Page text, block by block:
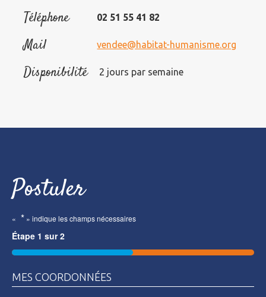
Téléphone 02 51 55 41 82
Mail vendee@habitat-humanisme.org
Disponibilité 2 jours par semaine
Postuler
« * » indique les champs nécessaires
Étape 1 sur2
50%
MES COORDONNÉES